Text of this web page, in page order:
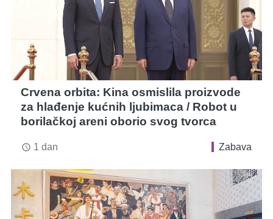
Crvena orbita: Kina osmislila proizvode
za hlađenje kućnih ljubimaca / Robot u
borilačkoj areni oborio svog tvorca
access_time 1 dan Zabava